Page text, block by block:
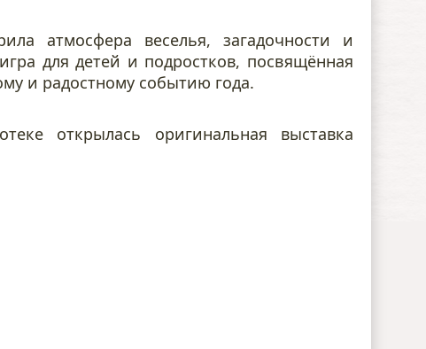
атмосфера веселья, загадочности и
для детей и подростков, посвящённая
и радостному событию года.
открылась оригинальная выставка